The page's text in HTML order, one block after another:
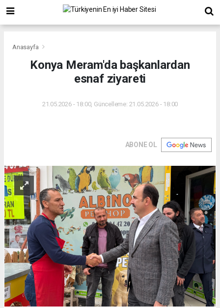
Anasayfa
Konya Meram'da başkanlardan
esnaf ziyareti
21.05.2026 - 18:00, Güncelleme: 21.05.2026 - 18:00
ABONE OL